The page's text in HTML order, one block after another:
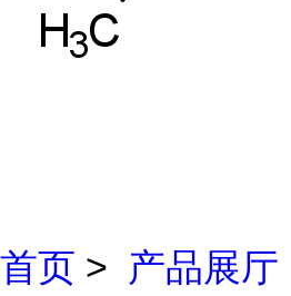
首页 > 产品展厅